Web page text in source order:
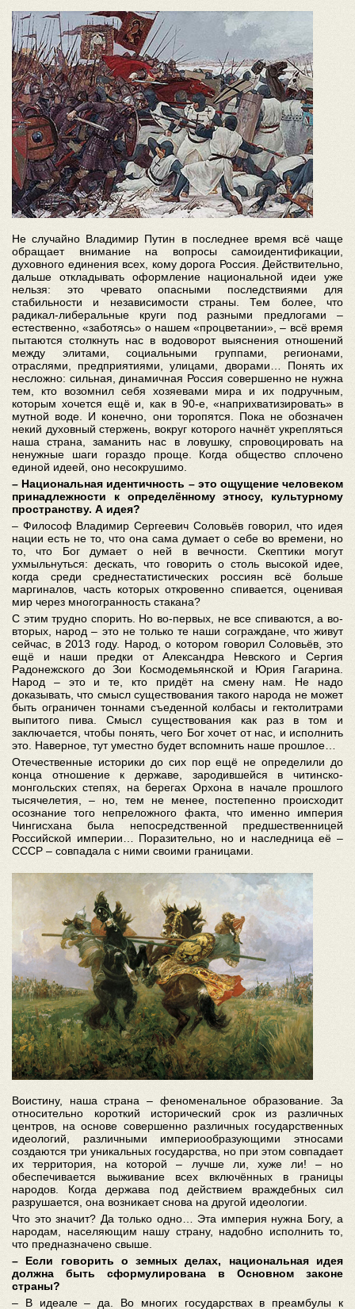
Не случайно Владимир Путин в последнее время всё чаще
обращает внимание на вопросы самоидентификации,
духовного единения всех, кому дорога Россия. Действительно,
дальше откладывать оформление национальной идеи уже
нельзя: это чревато опасными последствиями для
стабильности и независимости страны. Тем более, что
радикал-либеральные круги под разными предлогами –
естественно, «заботясь» о нашем «процветании», – всё время
пытаются столкнуть нас в водоворот выяснения отношений
между элитами, социальными группами, регионами,
отраслями, предприятиями, улицами, дворами… Понять их
несложно: сильная, динамичная Россия совершенно не нужна
тем, кто возомнил себя хозяевами мира и их подручным,
которым хочется ещё и, как в 90-е, «наприхватизировать» в
мутной воде. И конечно, они торопятся. Пока не обозначен
некий духовный стержень, вокруг которого начнёт укрепляться
наша страна, заманить нас в ловушку, спровоцировать на
ненужные шаги гораздо проще. Когда общество сплочено
единой идеей, оно несокрушимо.
– Национальная идентичность – это ощущение человеком
принадлежности к определённому этносу, культурному
пространству. А идея?
– Философ Владимир Сергеевич Соловьёв говорил, что идея
нации есть не то, что она сама думает о себе во времени, но
то, что Бог думает о ней в вечности. Скептики могут
ухмыльнуться: дескать, что говорить о столь высокой идее,
когда среди среднестатистических россиян всё больше
маргиналов, часть которых откровенно спивается, оценивая
мир через многогранность стакана?
С этим трудно спорить. Но во-первых, не все спиваются, а во-
вторых, народ – это не только те наши сограждане, что живут
сейчас, в 2013 году. Народ, о котором говорил Соловьёв, это
ещё и наши предки от Александра Невского и Сергия
Радонежского до Зои Космодемьянской и Юрия Гагарина.
Народ – это и те, кто придёт на смену нам. Не надо
доказывать, что смысл существования такого народа не может
быть ограничен тоннами съеденной колбасы и гектолитрами
выпитого пива. Смысл существования как раз в том и
заключается, чтобы понять, чего Бог хочет от нас, и исполнить
это. Наверное, тут уместно будет вспомнить наше прошлое…
Отечественные историки до сих пор ещё не определили до
конца отношение к державе, зародившейся в читинско-
монгольских степях, на берегах Орхона в начале прошлого
тысячелетия, – но, тем не менее, постепенно происходит
осознание того непреложного факта, что именно империя
Чингисхана была непосредственной предшественницей
Российской империи… Поразительно, но и наследница её –
СССР – совпадала с ними своими границами.
Воистину, наша страна – феноменальное образование. За
относительно короткий исторический срок из различных
центров, на основе совершенно различных государственных
идеологий, различными империообразующими этносами
создаются три уникальных государства, но при этом совпадает
их территория, на которой – лучше ли, хуже ли! – но
обеспечивается выживание всех включённых в границы
народов. Когда держава под действием враждебных сил
разрушается, она возникает снова на другой идеологии.
Что это значит? Да только одно… Эта империя нужна Богу, а
народам, населяющим нашу страну, надобно исполнить то,
что предназначено свыше.
– Если говорить о земных делах, национальная идея
должна быть сформулирована в Основном законе
страны?
– В идеале – да. Во многих государствах в преамбулы к